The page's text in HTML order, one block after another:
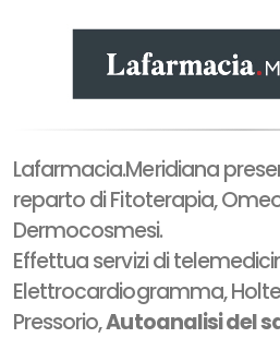
Lafarmacia.Meridiana
reparto di Fitoterapia,
Dermocosmesi.
Effettua servizi di
Elettrocardiogramma,
Pressorio,Autoanalisi del